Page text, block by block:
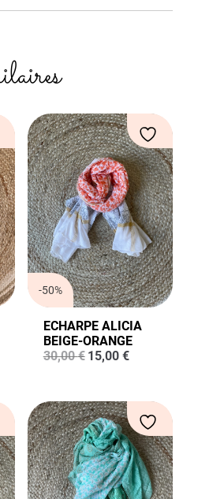
-50%
ECHARPE ALICIA
BEIGE-ORANGE
30,00€ Le
était :
30,00 €.
15,00 €Le
est :
15,00 €.